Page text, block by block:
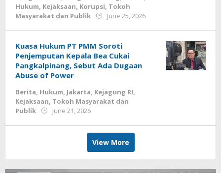
Hukum, Kejaksaan, Korupsi, Tokoh
Masyarakat dan Publik
June 25, 2026
Kuasa Hukum PT PMM Soroti
Penjemputan Kepala Bea Cukai
Pangkalpinang, Sebut Ada Dugaan
Abuse of Power
Berita, Hukum, Jakarta, Kejagung RI,
Kejaksaan, Tokoh Masyarakat dan
Publik
June 21, 2026
View More